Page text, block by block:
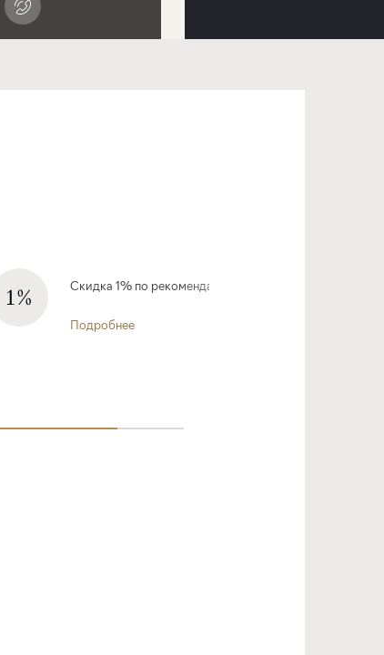
Скидка 1% по рекомендации
Подробнее